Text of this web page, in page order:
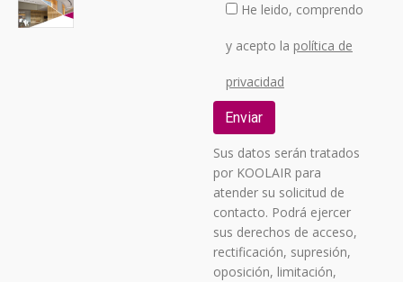
He leido, comprendo
y acepto la política de
privacidad
Sus datos serán tratados
por KOOLAIR para
atender su solicitud de
contacto. Podrá ejercer
sus derechos de acceso,
rectificación, supresión,
oposición, limitación,